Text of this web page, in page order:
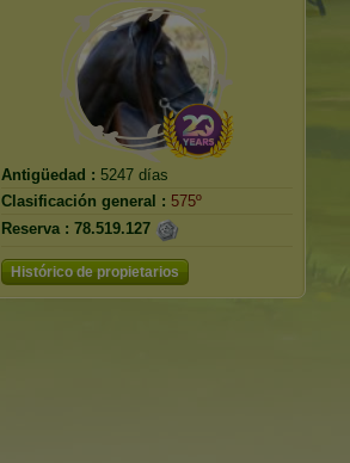
Antigüedad : 5247 días
Clasificación general : 575º
Reserva : 78.519.127
Histórico de propietarios